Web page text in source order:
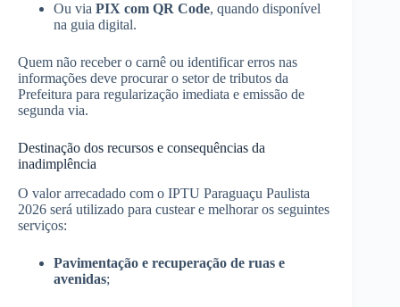
Ou via PIX com QR Code, quando disponível
na guia digital.
Quem não receber o carnê ou identificar erros nas
informações deve procurar o setor de tributos da
Prefeitura para regularização imediata e emissão de
segunda via.
Destinação dos recursos e consequências da
inadimplência
O valor arrecadado com o IPTU Paraguaçu Paulista
2026 será utilizado para custear e melhorar os seguintes
serviços:
Pavimentação e recuperação de ruas e
avenidas;